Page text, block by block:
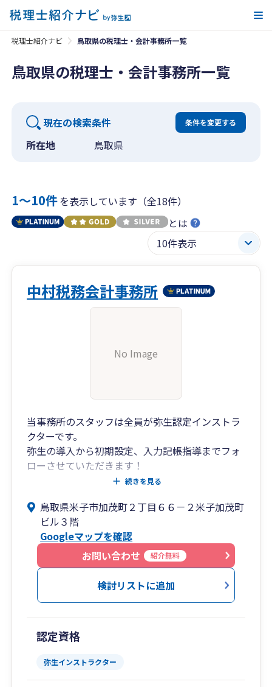
税理士紹介ナビ 鳥取県の税理士・会計事務所一覧
鳥取県の税理士・会計事務所一覧
現在の検索条件 条件を変更する
所在地 鳥取県
1〜10件を表示しています（全18件）
とは
中村税務会計事務所
No Image
当事務所のスタッフは全員が弥生認定インストラ
クターです。
弥生の導入から初期設定、入力記帳指導までフォ
ローさせていただきます！
※弥生ドライブを用いたクラウド化にも対応
また、会計参謀等を活用した「経営戦略会議」を
行い、事業者の皆様とより良い方向に進むべく
日々努力しています！
※弥生認定経営支援アドバイザー在籍
続きを見る
鳥取県米子市加茂町２丁目６６－２米子加茂町
ビル３階
Googleマップを確認
お問い合わせ
紹介無料
検討リストに追加
認定資格
弥生インストラクター